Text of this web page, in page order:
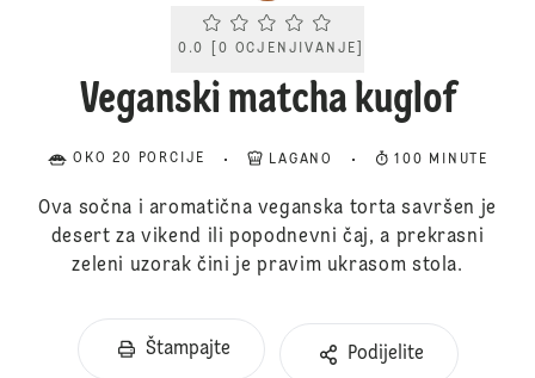
Current rating 0.0. Click to rate.
0.0 [0 OCJENJIVANJE
Veganski matcha kuglof
OKO 20 PORCIJE LAGANO 100 MINUTE
Ova sočna i aromatična veganska torta savršen je
desert za vikend ili popodnevni čaj, a prekrasni
zeleni uzorak čini je pravim ukrasom stola.
Štampajte Podijelite